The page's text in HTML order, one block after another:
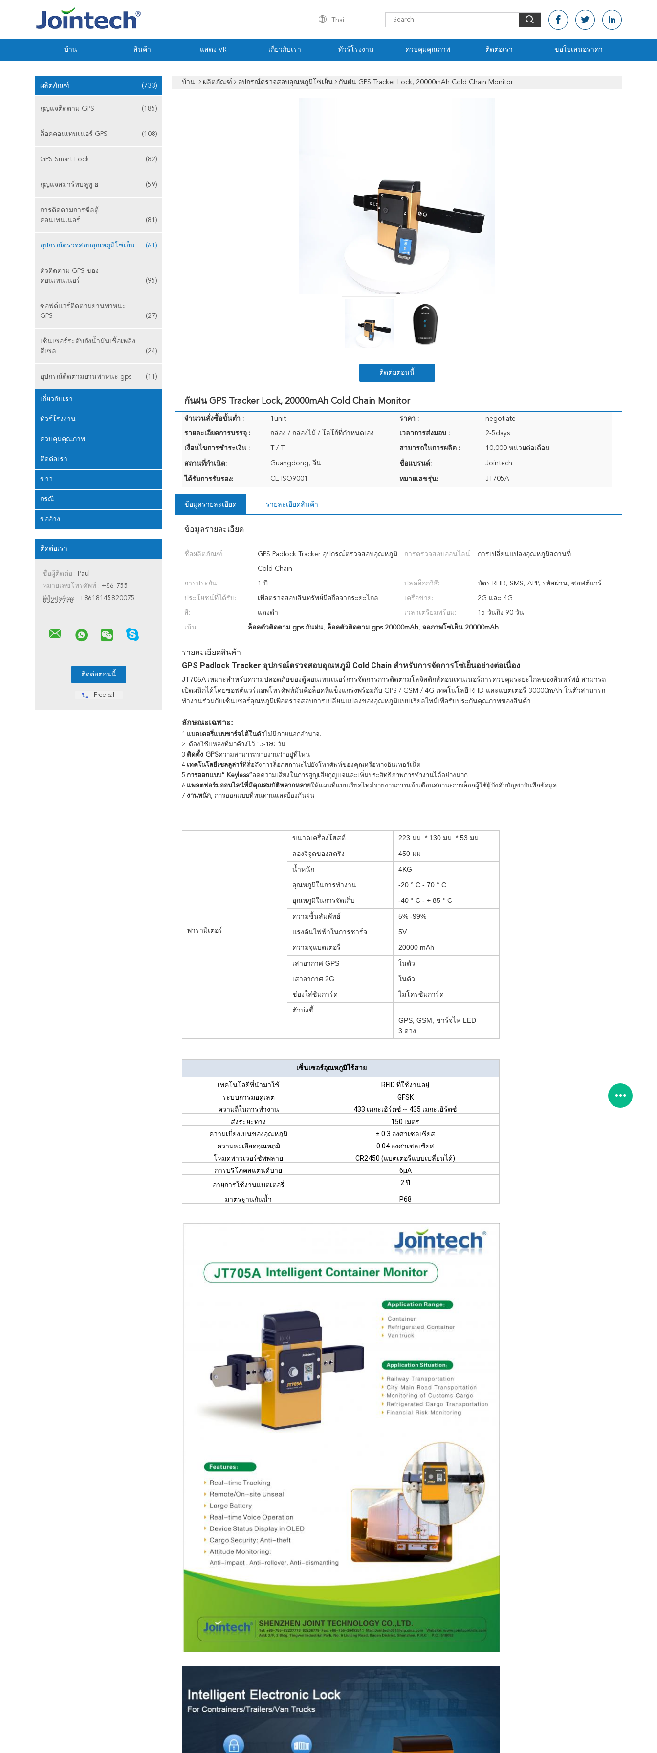
Thai
บ้าน สินค้า แสดง VR เกี่ยวกับเรา ทัวร์โรงงาน ควบคุมคุณภาพ ติดต่อเรา ขอใบเสนอราคา
ผลิตภัณฑ์ (733)
กุญแจติดตาม GPS (185)
ล็อคคอนเทนเนอร์ GPS (108)
GPS Smart Lock (82)
กุญแจสมาร์ทบลูทู ธ (59)
การติดตามการซีลตู้
คอนเทนเนอร์
(81)
อุปกรณ์ตรวจสอบอุณหภูมิโซ่เย็น (61)
ตัวติดตาม GPS ของ
คอนเทนเนอร์
(95)
ซอฟต์แวร์ติดตามยานพาหนะ
GPS
(27)
เซ็นเซอร์ระดับถังน้ำมันเชื้อเพลิง
ดีเซล
(24)
อุปกรณ์ติดตามยานพาหนะ gps (11)
เกี่ยวกับเรา
ทัวร์โรงงาน
ควบคุมคุณภาพ
ติดต่อเรา
ข่าว
กรณี
ขออ้าง
ติดต่อเรา
ชื่อผู้ติดต่อ : Paul
หมายเลขโทรศัพท์ : +86-755-
83237778
WhatsApp : +8618145820075
Free call
บ้าน ผลิตภัณฑ์ อุปกรณ์ตรวจสอบอุณหภูมิโซ่เย็น กันฝน GPS Tracker Lock, 20000mAh Cold Chain Monitor
ติดต่อตอนนี้
กันฝน GPS Tracker Lock, 20000mAh Cold Chain Monitor
จำนวนสั่งซื้อขั้นต่ำ : 1unit ราคา : negotiate
รายละเอียดการบรรจุ : กล่อง / กล่องไม้ / โลโก้ที่กำหนดเอง เวลาการส่งมอบ : 2-5days
เงื่อนไขการชำระเงิน : T / T สามารถในการผลิต : 10,000 หน่วยต่อเดือน
สถานที่กำเนิด: Guangdong, จีน ชื่อแบรนด์: Jointech
ได้รับการรับรอง: CE ISO9001 หมายเลขรุ่น: JT705A
ข้อมูลรายละเอียด รายละเอียดสินค้า
ข้อมูลรายละเอียด
ชื่อผลิตภัณฑ์: GPS Padlock Tracker อุปกรณ์ตรวจสอบอุณหภูมิ
Cold Chain
การตรวจสอบออนไลน์: การเปลี่ยนแปลงอุณหภูมิสถานที่
การประกัน: 1 ปี ปลดล็อกวิธี: บัตร RFID, SMS, APP, รหัสผ่าน, ซอฟต์แวร์
ประโยชน์ที่ได้รับ: เพื่อตรวจสอบสินทรัพย์มือถือจากระยะไกล เครือข่าย: 2G และ 4G
สี: แดงดำ เวลาเตรียมพร้อม: 15 วันถึง 90 วัน
เน้น: ล็อคตัวติดตาม gps กันฝน, ล็อคตัวติดตาม gps 20000mAh, จอภาพโซ่เย็น 20000mAh
รายละเอียดสินค้า
GPS Padlock Tracker อุปกรณ์ตรวจสอบอุณหภูมิ Cold Chain สำหรับการจัดการโซ่เย็นอย่างต่อเนื่อง
JT705A เหมาะสำหรับความปลอดภัยของตู้คอนเทนเนอร์การจัดการการติดตามโลจิสติกส์คอนเทนเนอร์การควบคุมระยะไกลของสินทรัพย์ สามารถ
เปิดผนึกได้โดยซอฟต์แวร์แอพโทรศัพท์มันคือล็อคที่แข็งแกร่งพร้อมกับ GPS / GSM / 4G เทคโนโลยี RFID และแบตเตอรี่ 30000mAh ในตัวสามารถ
ทำงานร่วมกับเซ็นเซอร์อุณหภูมิเพื่อตรวจสอบการเปลี่ยนแปลงของอุณหภูมิแบบเรียลไทม์เพื่อรับประกันคุณภาพของสินค้า
ลักษณะเฉพาะ:
1.แบตเตอรี่แบบชาร์จได้ในตัว ไม่มีภายนอกอำนาจ.
2. ต้องใช้แหล่งที่มาค้างไว้ 15-180 วัน
3.ติดตั้ง GPSความสามารถรายงานว่าอยู่ที่ไหน
4.เทคโนโลยีเซลลูล่าร์ที่สื่อถึงการล็อกสถานะไปยังโทรศัพท์ของคุณหรือทางอินเทอร์เน็ต
5.การออกแบบ“ Keyless”ลดความเสี่ยงในการสูญเสียกุญแจและเพิ่มประสิทธิภาพการทำงานได้อย่างมาก
6.แพลตฟอร์มออนไลน์ที่มีคุณสมบัติหลากหลายให้แผนที่แบบเรียลไทม์รายงานการแจ้งเตือนสถานะการล็อกผู้ใช้ผู้บังคับบัญชาบันทึกข้อมูล
7.งานหนัก, การออกแบบที่ทนทานและป้องกันฝน
พารามิเตอร์
ขนาดเครื่องโฮสต์
223 มม. * 130 มม. * 53 มม
ลองจิจูดของสตริง
450 มม
น้ำหนัก
4KG
อุณหภูมิในการทำงาน
-20 ° C - 70 ° C
อุณหภูมิในการจัดเก็บ
-40 ° C - + 85 ° C
ความชื้นสัมพัทธ์
5% -99%
แรงดันไฟฟ้าในการชาร์จ
5V
ความจุแบตเตอรี่
20000 mAh
เสาอากาศ GPS
ในตัว
เสาอากาศ 2G
ในตัว
ช่องใส่ซิมการ์ด
ไมโครซิมการ์ด
ตัวบ่งชี้
GPS, GSM, ชาร์จไฟ LED
3 ดวง
เซ็นเซอร์อุณหภูมิไร้สาย
เทคโนโลยีที่นำมาใช้
RFID ที่ใช้งานอยู่
ระบบการมอดูเลต
GFSK
ความถี่ในการทำงาน
433 เมกะเฮิร์ตซ์ ~ 435 เมกะเฮิร์ตซ์
ส่งระยะทาง
150 เมตร
ความเบี่ยงเบนของอุณหภูมิ
± 0.3 องศาเซลเซียส
ความละเอียดอุณหภูมิ
0.04 องศาเซลเซียส
โหมดพาวเวอร์ซัพพลาย
CR2450 (แบตเตอรี่แบบเปลี่ยนได้)
การบริโภคสแตนด์บาย
6μA
อายุการใช้งานแบตเตอรี่
2 ปี
มาตรฐานกันน้ำ P68